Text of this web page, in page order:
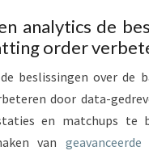
analytics de
order
beslissingen over de
door data-
en matchups te
van